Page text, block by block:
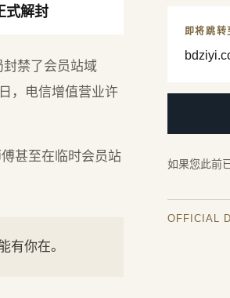
式解封
封禁了会员站域
，电信增值营业许
甚至在临时会员站
有你在。
即将跳转
如果您此前
OFFICIAL